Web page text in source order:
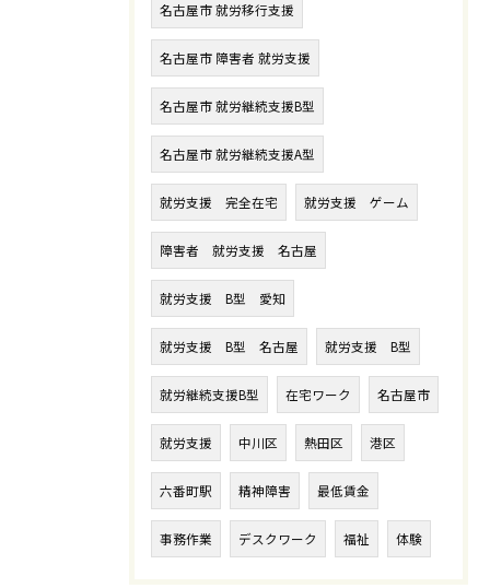
名古屋市 就労移行支援
名古屋市 障害者 就労支援
名古屋市 就労継続支援B型
名古屋市 就労継続支援A型
就労支援 完全在宅 就労支援 ゲーム
障害者 就労支援 名古屋
就労支援 B型 愛知
就労支援 B型 名古屋 就労支援 B型
就労継続支援B型 在宅ワーク 名古屋市
就労支援 中川区 熱田区 港区
六番町駅 精神障害 最低賃金
事務作業 デスクワーク 福祉 体験